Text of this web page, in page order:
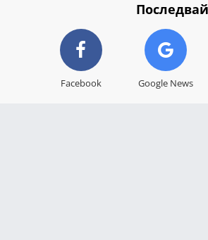
Facebook Google News